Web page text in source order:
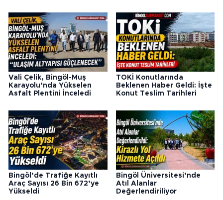
Vali Çelik, Bingöl-Muş
Karayolu’nda Yükselen
Asfalt Plentini İnceledi
TOKİ Konutlarında
Beklenen Haber Geldi: İşte
Konut Teslim Tarihleri
Bingöl’de Trafiğe Kayıtlı
Araç Sayısı 26 Bin 672’ye
Yükseldi
Bingöl Üniversitesi’nde
Atıl Alanlar
Değerlendiriliyor